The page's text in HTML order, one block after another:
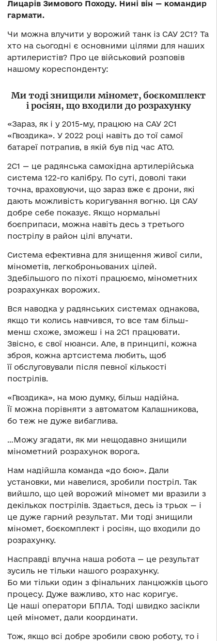
Лицарів Зимового Походу. Нині він — командир
гармати.
Чи можна влучити у ворожий танк із САУ 2С1? Та
хто на сьогодні є основними цілями для наших
артилеристів? Про це військовий розповів
нашому кореспонденту:
Ми тоді знищили міномет, боєкомплект
і росіян, що входили до розрахунку
«Зараз, як і у 2015-му, працюю на САУ 2С1
«Гвоздика». У 2022 році навіть до тої самої
батареї потрапив, в якій був під час АТО.
2С1 — це радянська самохідна артилерійська
система 122-го калібру. По суті, доволі таки
точна, враховуючи, що зараз вже є дрони, які
дають можливість коригування вогню. Ця САУ
добре себе показує. Якщо нормальні
боєприпаси, можна навіть десь з третього
пострілу в район цілі влучати.
Система ефективна для знищення живої сили,
мінометів, легкоброньованих цілей.
Здебільшого по піхоті працюємо, мінометних
розрахунках ворожих.
Вся наводка у радянських системах однакова,
якщо ти колись навчився, то все там більш-
менш схоже, зможеш і на 2С1 працювати.
Звісно, є свої нюанси. Але, в принципі, кожна
зброя, кожна артсистема любить, щоб
її обслуговували після певної кількості
пострілів.
«Гвоздика», на мою думку, більш надійна.
Її можна порівняти з автоматом Калашникова,
бо теж не дуже вибаглива.
…Можу згадати, як ми нещодавно знищили
мінометний розрахунок ворога.
Нам надійшла команда «до бою». Дали
установки, ми навелися, зробили постріл. Так
вийшло, що цей ворожий міномет ми вразили з
декількох пострілів. Здається, десь із трьох — і
це дуже гарний результат. Ми тоді знищили
міномет, боєкомплект і росіян, що входили до
розрахунку.
Насправді влучна наша робота — це результат
зусиль не тільки нашого розрахунку.
Бо ми тільки один з фінальних ланцюжків цього
процесу. Дуже важливо, хто нас коригує.
Це наші оператори БПЛА. Тоді швидко засікли
цей міномет, дали координати.
Тож, якщо всі добре зробили свою роботу, то і